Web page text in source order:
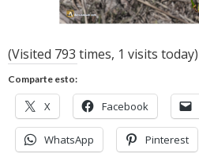
(Visited 793 times, 1 visits today)
Comparte esto:
X Facebook
WhatsApp Pinterest